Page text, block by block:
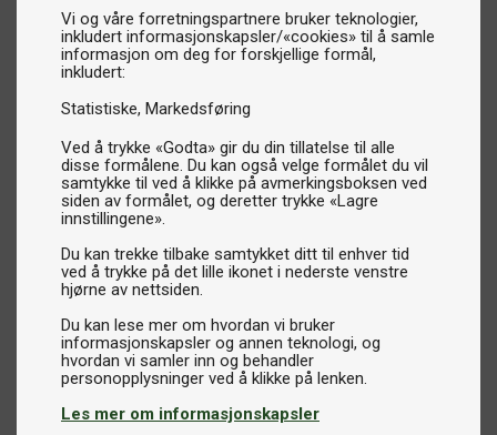
Vi og våre forretningspartnere bruker teknologier,
inkludert informasjonskapsler/«cookies» til å samle
informasjon om deg for forskjellige formål,
inkludert:
Statistiske Markedsføring
Ved å trykke «Godta» gir du din tillatelse til alle
disse formålene. Du kan også velge formålet du vil
samtykke til ved å klikke på avmerkingsboksen ved
siden av formålet, og deretter trykke «Lagre
innstillingene».
Du kan trekke tilbake samtykket ditt til enhver tid
ved å trykke på det lille ikonet i nederste venstre
hjørne av nettsiden.
Du kan lese mer om hvordan vi bruker
informasjonskapsler og annen teknologi, og
hvordan vi samler inn og behandler
Les mer om informasjonskapsler